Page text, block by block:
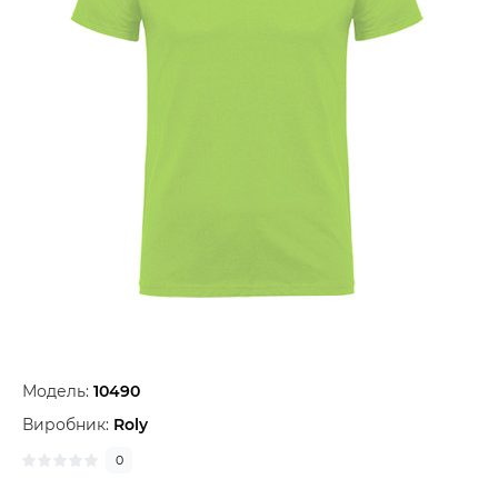
Модель: 10490
Виробник: Roly
0